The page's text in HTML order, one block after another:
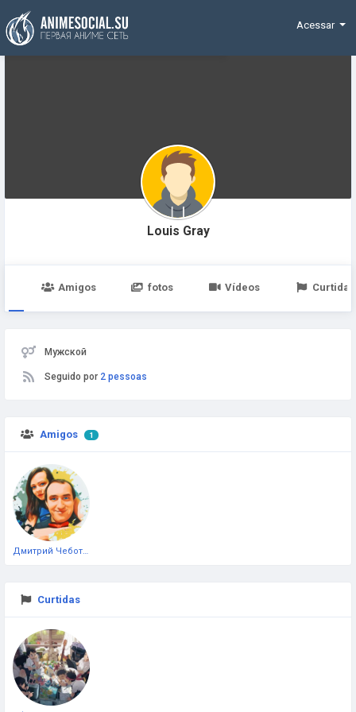
Funding
Acessar
Louis Gray
Amigos fotos Vídeos Curtidas
Мужской
Seguido por 2 pessoas
Amigos 1
Curtidas